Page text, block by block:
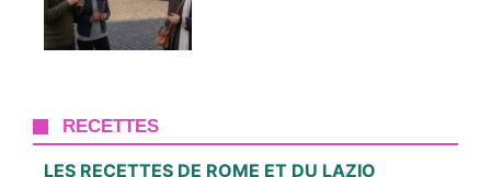
RECETTES
LES RECETTES DE ROME ET DU LAZIO